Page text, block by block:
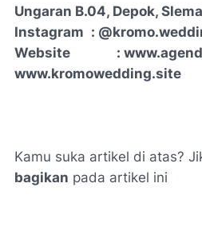
Ungaran B.04, Depok,
Instagram :
Website
:
www.kromowedding.site
Kamu suka artikel di atas?
bagikan pada artikel ini